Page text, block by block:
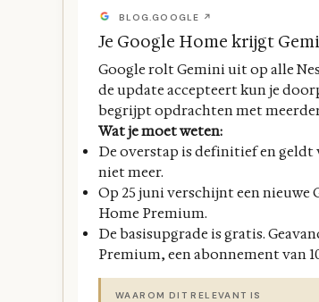
BLOG.GOOGLE ↗
Je Google Home krijgt
Google rolt Gemini uit op alle
de update accepteert kun je
begrijpt opdrachten met
Wat je moet weten:
De overstap is definitief en geldt
niet meer.
Op 25 juni verschijnt een nieuwe
Home Premium.
De basisupgrade is gratis.
Premium, een abonnement van
WAAROM DIT RELEVANT IS